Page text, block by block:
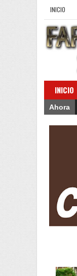
INICIO
INICIO
Ahora